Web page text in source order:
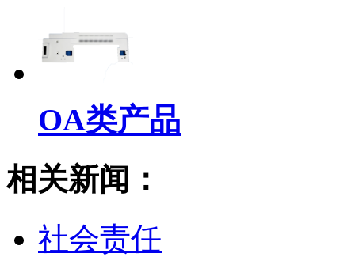
OA类产品
相关新闻：
社会责任